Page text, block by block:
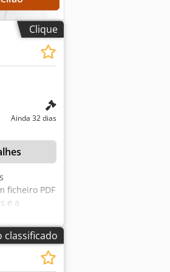
os
Clique
Ainda 32 dias
ficheiro PDF
e a
classificado